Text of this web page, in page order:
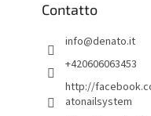
Contatto
info@denato.it
+420606063453
http://
atonailsystem